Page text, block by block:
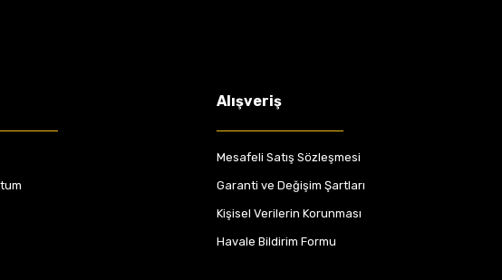
Alışveriş
Mesafeli Satış Sözleşmesi
Garanti ve Değişim Şartları
Kişisel Verilerin Korunması
Havale Bildirim Formu